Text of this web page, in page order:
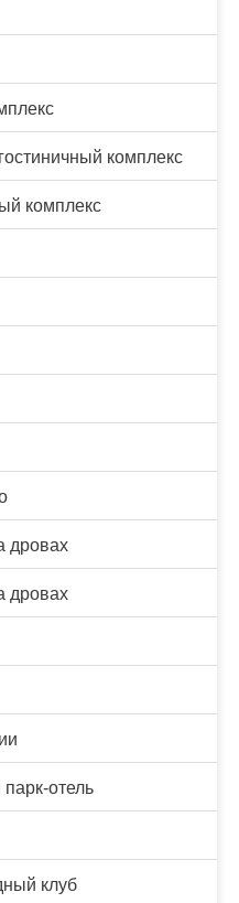
комплекс
комплекс
дровах
дровах
отель
клуб